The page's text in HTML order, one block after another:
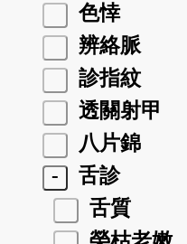
色悻
辨絡脈
診指紋
透關射甲
八片錦
-
舌診
舌質